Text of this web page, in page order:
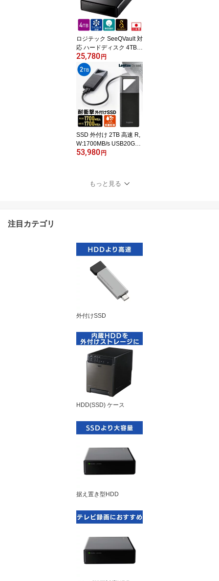
ロジテック SeeQVault 対
応 ハードディスク 4TB
外付け HDD テレビ録画
3.5インチ USB3.2(Gen1)
SeeQVault対応 モデル 日
本製 ファンレス 冷却 TV
Win11 対応 【LHD-ENB
040U3QW】
25,780 円
SSD 外付け 2TB 高速 R,
W:1700MB/s USB20Gbp
s USB3.2 Gen2x2 耐衝撃
IP55 ポータブル ロジテ
ック LMD-PBV200UC rp
53,980 円
もっと見る
注目カテゴリ
外付けSSD
HDD(SSD) ケース
据え置き型HDD